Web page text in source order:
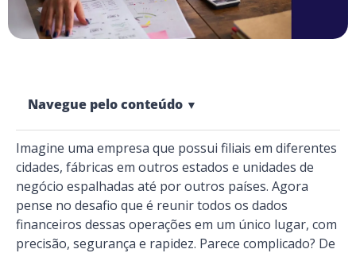
Navegue pelo conteúdo ▼
Imagine uma empresa que possui filiais em diferentes
cidades, fábricas em outros estados e unidades de
negócio espalhadas até por outros países. Agora
pense no desafio que é reunir todos os dados
financeiros dessas operações em um único lugar, com
precisão, segurança e rapidez. Parece complicado? De